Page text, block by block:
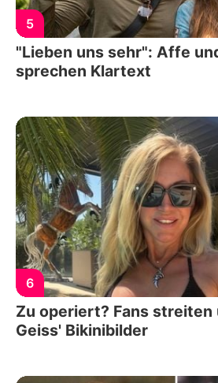
5
"Lieben uns sehr": Affe
sprechen Klartext
6
Zu operiert? Fans streiten
Geiss' Bikinibilder